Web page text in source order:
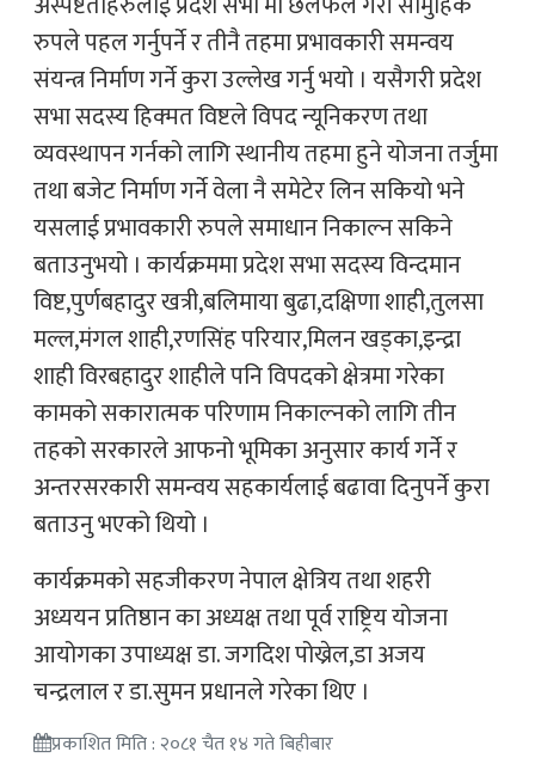
रुपले पहल गर्नुपर्ने र तीनै तहमा प्रभावकारी समन्वय
संयन्त्र निर्माण गर्ने कुरा उल्लेख गर्नु भयो । यसैगरी प्रदेश
सभा सदस्य हिक्मत विष्टले विपद न्यूनिकरण तथा
व्यवस्थापन गर्नको लागि स्थानीय तहमा हुने योजना तर्जुमा
तथा बजेट निर्माण गर्ने वेला नै समेटेर लिन सकियो भने
यसलाई प्रभावकारी रुपले समाधान निकाल्न सकिने
बताउनुभयो । कार्यक्रममा प्रदेश सभा सदस्य विन्दमान
विष्ट,पुर्णबहादुर खत्री,बलिमाया बुढा,दक्षिणा शाही,तुलसा
मल्ल,मंगल शाही,रणसिंह परियार,मिलन खड्का,इन्द्रा
शाही विरबहादुर शाहीले पनि विपदको क्षेत्रमा गरेका
कामको सकारात्मक परिणाम निकाल्नको लागि तीन
तहको सरकारले आफनो भूमिका अनुसार कार्य गर्ने र
अन्तरसरकारी समन्वय सहकार्यलाई बढावा दिनुपर्ने कुरा
बताउनु भएको थियो ।
कार्यक्रमको सहजीकरण नेपाल क्षेत्रिय तथा शहरी
अध्ययन प्रतिष्ठान का अध्यक्ष तथा पूर्व राष्ट्रिय योजना
आयोगका उपाध्यक्ष डा. जगदिश पोख्रेल,डा अजय
चन्द्रलाल र डा.सुमन प्रधानले गरेका थिए ।
प्रकाशित मिति : २०८१ चैत १४ गते बिहीबार